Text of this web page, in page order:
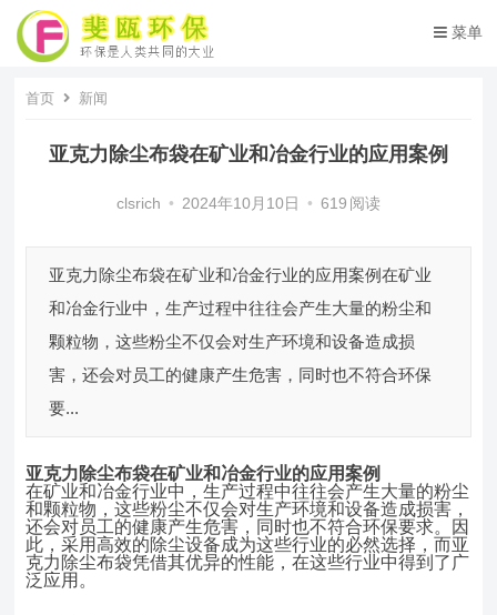
菜单
首页 新闻
亚克力除尘布袋在矿业和冶金行业的应用案例
clsrich • 2024年10月10日 • 619 阅读
亚克力除尘布袋在矿业和冶金行业的应用案例在矿业
和冶金行业中，生产过程中往往会产生大量的粉尘和
颗粒物，这些粉尘不仅会对生产环境和设备造成损
害，还会对员工的健康产生危害，同时也不符合环保
要...
亚克力除尘布袋在矿业和冶金行业的应用案例
在矿业和冶金行业中，生产过程中往往会产生大量的粉尘
和颗粒物，这些粉尘不仅会对生产环境和设备造成损害，
还会对员工的健康产生危害，同时也不符合环保要求。因
此，采用高效的除尘设备成为这些行业的必然选择，而亚
克力除尘布袋凭借其优异的性能，在这些行业中得到了广
泛应用。